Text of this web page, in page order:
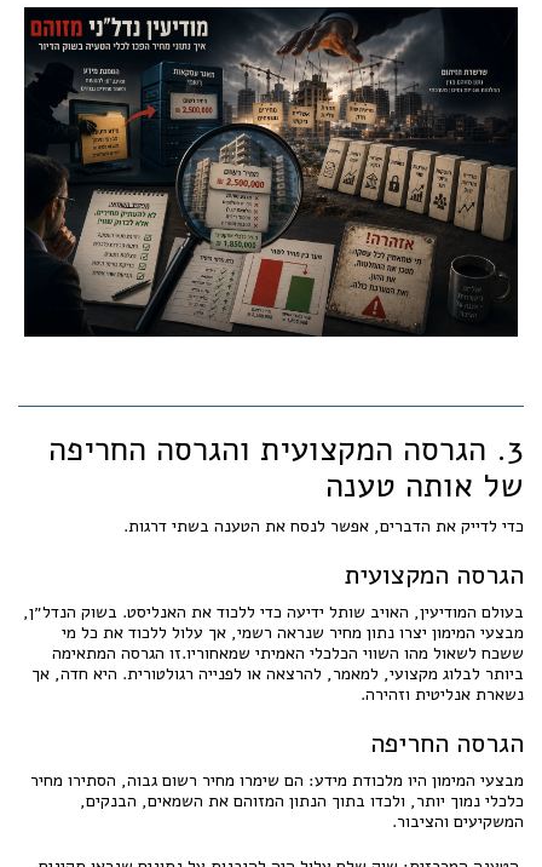
3. הגרסה המקצועית והגרסה החריפה
של אותה טענה
כדי לדייק את הדברים, אפשר לנסח את הטענה בשתי דרגות.
הגרסה המקצועית
בעולם המודיעין, האויב שותל ידיעה כדי ללכוד את האנליסט. בשוק הנדל״ן,
מבצעי המימון יצרו נתון מחיר שנראה רשמי, אך עלול ללכוד את כל מי
ששכח לשאול מהו השווי הכלכלי האמיתי שמאחוריו.זו הגרסה המתאימה
ביותר לבלוג מקצועי, למאמר, להרצאה או לפנייה רגולטורית. היא חדה, אך
נשארת אנליטית וזהירה.
הגרסה החריפה
מבצעי המימון היו מלכודת מידע: הם שימרו מחיר רשום גבוה, הסתירו מחיר
כלכלי נמוך יותר, ולכדו בתוך הנתון המזוהם את השמאים, הבנקים,
המשקיעים והציבור.